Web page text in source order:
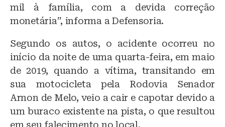
mil à família, com a devida correção
monetária”, informa a Defensoria.
Segundo os autos, o acidente ocorreu no
início da noite de uma quarta-feira, em maio
de 2019, quando a vítima, transitando em
sua motocicleta pela Rodovia Senador
Arnon de Melo, veio a cair e capotar devido a
um buraco existente na pista, o que resultou
em seu falecimento no local.